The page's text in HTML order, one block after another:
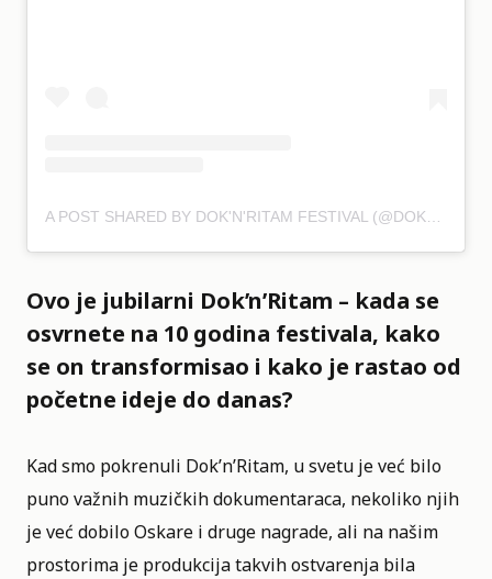
A POST SHARED BY DOK'N'RITAM FESTIVAL (@DOKNRITAMFEST)
Ovo je jubilarni Dok’n’Ritam – kada se
osvrnete na 10 godina festivala, kako
se on transformisao i kako je rastao od
početne ideje do danas?
Kad smo pokrenuli Dok’n’Ritam, u svetu je već bilo
puno važnih muzičkih dokumentaraca, nekoliko njih
je već dobilo Oskare i druge nagrade, ali na našim
prostorima je produkcija takvih ostvarenja bila